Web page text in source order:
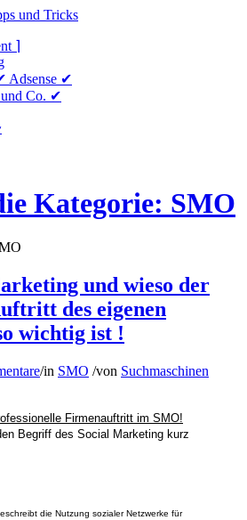
⌉
Adsense ✔
Co. ✔
Kategorie: SMO
und wieso der
des eigenen
wichtig ist !
/in SMO /von Suchmaschinen
Firmenauftritt im SMO!
Begriff des Social Marketing kurz
die Nutzung sozialer Netzwerke für